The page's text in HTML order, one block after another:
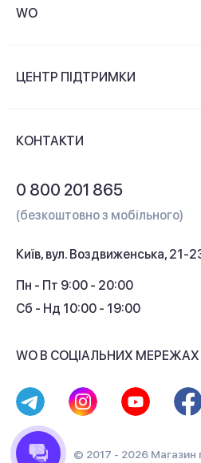
WO
Контакти
ЦЕНТР ПІДТРИМКИ
Кешбек
КОНТАКТИ
0 800 201 865
(безкоштовно з мобільного)
Київ, вул. Воздвиженська, 21-
Пн - Пт 9:00 - 20:00
Сб - Нд 10:00 - 19:00
WO В СОЦІАЛЬНИХ МЕРЕЖАХ
© 2017 - 2026 Магазин